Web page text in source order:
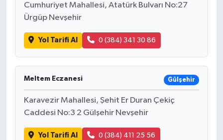
Cumhuriyet Mahallesi, Atatürk Bulvarı No:27
Ürgüp Nevşehir
Yol Tarifi Al 0 (384) 341 30 86
Meltem Eczanesi Gülşehir
Karavezir Mahallesi, Şehit Er Duran Çekiç
Caddesi No:3 2 Gülşehir Nevşehir
Yol Tarifi Al 0 (384) 411 25 56